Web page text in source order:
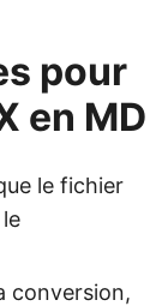
pour
en MD
le fichier
conversion,